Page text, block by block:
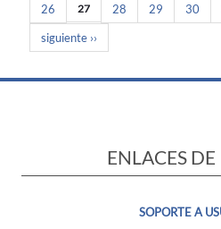
26
27 28 29 30
siguiente ››
ENLACES DE
SOPORTE A